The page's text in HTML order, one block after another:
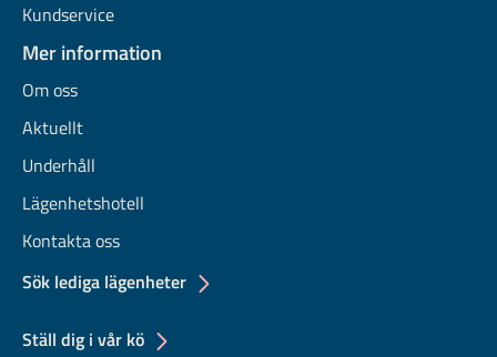
Kundservice
Mer information
Om oss
Aktuellt
Underhåll
Lägenhetshotell
Kontakta oss
Sök lediga lägenheter
Ställ dig i vår kö